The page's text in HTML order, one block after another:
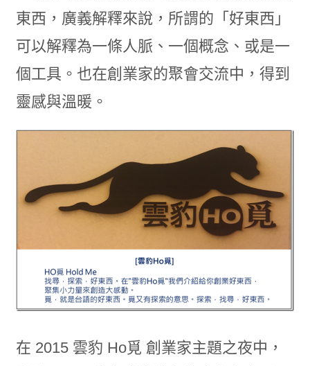
東西，廣義解釋來說，所謂的「好東西」
可以解釋為一條人脈、一個概念、或是一
個工具。也在創業家的聚會交流中，得到
靈感與溫暖。
在 2015 雲豹 Ho覓 創業家主題之夜中，